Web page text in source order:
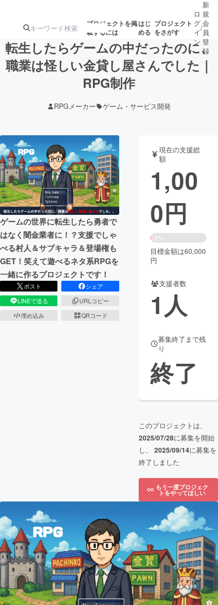
プロジェクトを掲
載するには
はじ
める
プロジェクト
をさがす
注目の新着プロ募集終了が近いプ
テクノロジー・ガジェット
映像・映画 書籍・雑誌
ビジネス・起業 チャレンジ
まちづくり・地域活性化
CAMPFIRE for Social Good
CAMPFIRE Creation
CAMPFIREふるさと納税machi-ya コミュニティ
ロ
グ
イ
ン
/
新
規
会
員
登
録
転生したらゲームの中だったのに、
職業は怪しい金貸し屋さんでした｜
RPG制作
RPGメーカー ゲーム・サービス開発
ゲームの世界に転生したら勇者で
はなく闇金業者に！？支援でしゃ
べる村人＆サブキャラ＆登場権も
GET！笑えて遊べるネタ系RPGを
一緒に作るプロジェクトです！
ポスト
シェア
LINEで送る
URLコピー
埋め込み
QRコード
現在の支援総
額
1,00
0円
1%
目標金額は60,000
円
支援者数
1人
募集終了まで残
り
終了
このプロジェクトは、
2025/07/28に募集を開始
し、 2025/09/14に募集を
終了しました
もう一度プロジェク
トをやってほしい